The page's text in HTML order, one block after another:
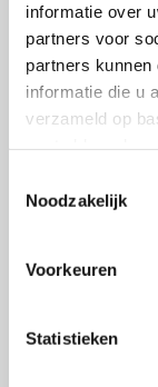
informatie over
partners voor
partners
informatie die u
verzameld op
Noodzakelijk
Voorkeuren
Statistieken
Missie
het bieden van
Ambities